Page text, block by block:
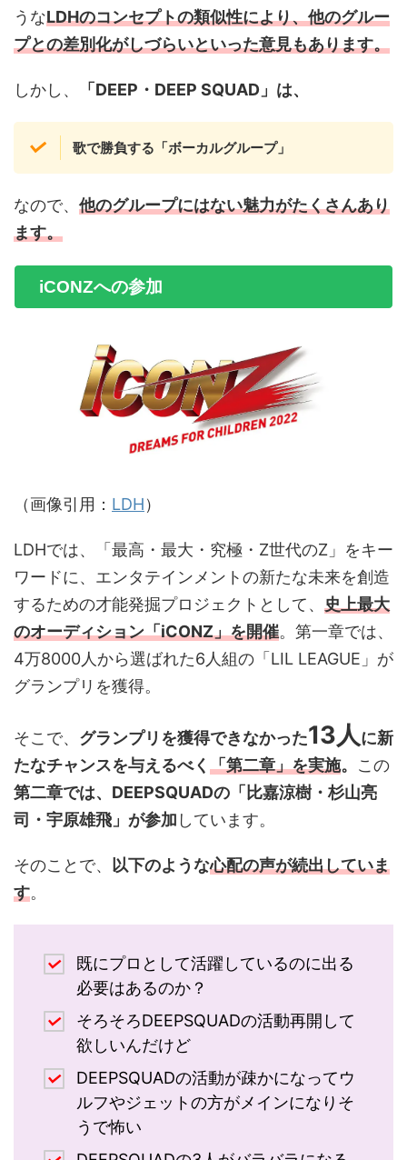
うなLDHのコンセプトの類似性により、他のグルー
プとの差別化がしづらいといった意見もあります。
しかし、 「DEEP・DEEP SQUAD」は、
歌で勝負する「ボーカルグループ」
なので、 他のグループにはない魅力がたくさんあり
ます。
iCONZへの参加
（画像引用： LDH）
LDHでは、「最高・最大・究極・Z世代のZ」をキー
ワードに、エンタテインメントの新たな未来を創造
するための才能発掘プロジェクトとして、 史上最大
のオーディション「iCONZ」を開催。第一章では、
4万8000人から選ばれた6人組の「LIL LEAGUE」が
グランプリを獲得。
そこで、 グランプリを獲得できなかった13人に新
たなチャンスを与えるべく 「第二章」を実施。 この
第二章では、DEEPSQUADの「比嘉涼樹・杉山亮
司・宇原雄飛」が参加 しています。
そのことで、 以下のような心配の声が続出していま
す。
既にプロとして活躍しているのに出る
必要はあるのか？
そろそろDEEPSQUADの活動再開して
欲しいんだけど
DEEPSQUADの活動が疎かになってウ
ルフやジェットの方がメインになりそ
うで怖い